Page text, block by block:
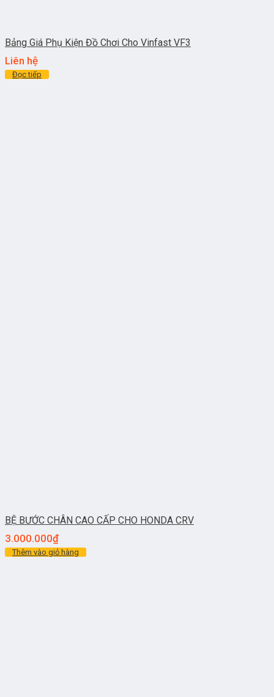
Bảng Giá Phụ Kiện Đồ Chơi Cho Vinfast VF3
Liên hệ
Đọc tiếp
BỆ BƯỚC CHÂN CAO CẤP CHO HONDA CRV
3.000.000₫
Thêm vào giỏ hàng